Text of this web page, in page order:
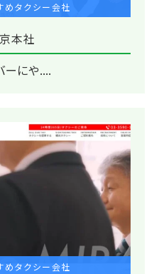
めタクシー会社
本社
ーにや....
めタクシー会社